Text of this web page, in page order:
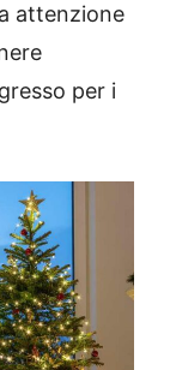
attenzione
per i